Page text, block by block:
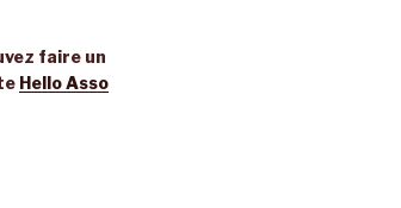
faire un
Hello Asso